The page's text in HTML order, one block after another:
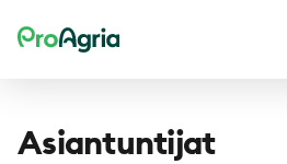
ProAgria
Asiantuntijat